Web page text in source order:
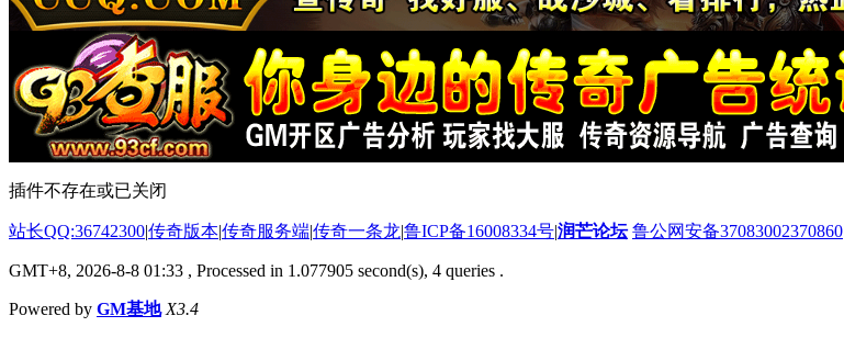
插件不存在或已关闭
站长QQ:36742300|传奇版本|传奇服务端|传奇一条龙|鲁ICP备16008334号|润芒论坛 鲁公网安备37083002370860
GMT+8, 2026-8-8 01:33 , Processed in 1.077905 second(s), 4 queries .
Powered by GM基地 X3.4